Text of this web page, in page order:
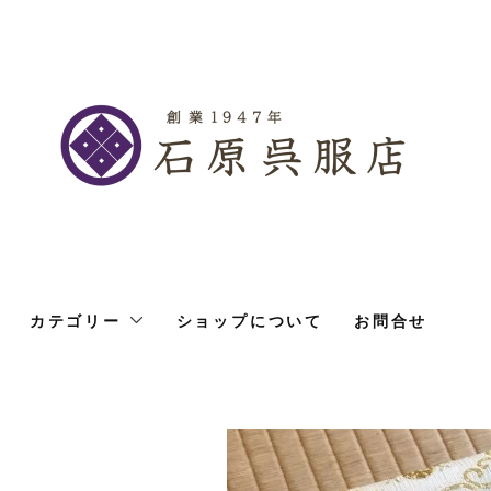
カテゴリー ショップについて お問合せ